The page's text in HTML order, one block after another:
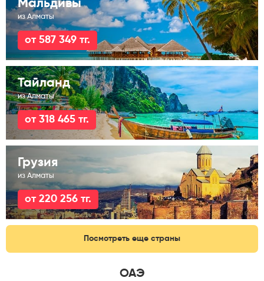
Мальдивы
из Алматы
от 587 349 тг.
Тайланд
из Алматы
от 318 465 тг.
Грузия
из Алматы
от 220 256 тг.
Посмотреть еще страны
ОАЭ